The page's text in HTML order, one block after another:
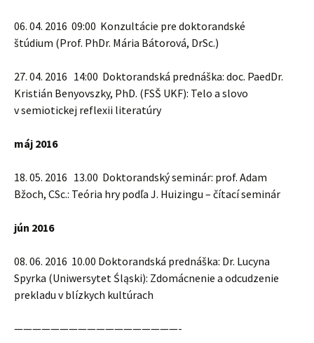
06. 04. 2016 09:00 Konzultácie pre doktorandské
štúdium (Prof. PhDr. Mária Bátorová, DrSc.)
27. 04. 2016 14:00 Doktorandská prednáška: doc. PaedDr.
Kristián Benyovszky, PhD. (FSŠ UKF): Telo a slovo
v semiotickej reflexii literatúry
máj 2016
18. 05. 2016 13.00 Doktorandský seminár: prof. Adam
Bžoch, CSc.: Teória hry podľa J. Huizingu – čítací seminár
jún 2016
08. 06. 2016 10.00 Doktorandská prednáška: Dr. Lucyna
Spyrka (Uniwersytet Śląski): Zdomácnenie a odcudzenie
prekladu v blízkych kultúrach
——————————————————-